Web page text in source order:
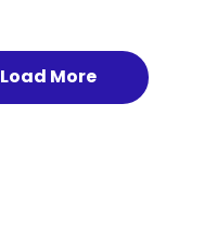
Load More